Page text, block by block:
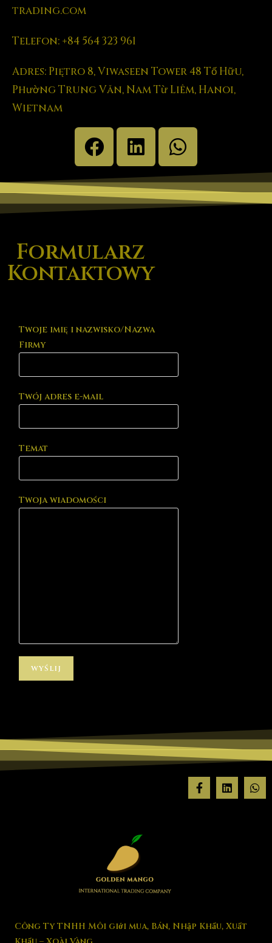
trading.com
Telefon: +84 564 323 961
Adres: Piętro 8, Viwaseen Tower 48 Tố Hữu,
Phường Trung Văn, Nam Từ Liêm, Hanoi,
Wietnam
Twoje imię i nazwisko/Nazwa
Firmy
Twój adres e-mail
Temat
Twoja wiadomości
Formularz
Kontaktowy
Công Ty TNHH Môi giới mua, Bán, Nhập Khẩu, Xuất